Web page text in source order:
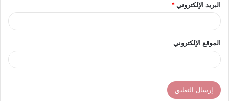
البريد الإلكتروني*
الموقع الإلكتروني